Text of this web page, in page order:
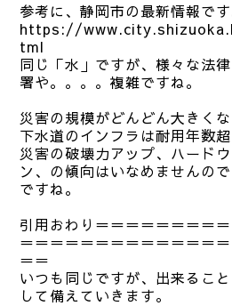
参考に、静岡市の最新情報です
https://
tml
同じ「水」ですが、様々な法
署や。。。。複雑ですね。
災害の規模がどんどん大きく
下水道のインフラは耐用年数超
災害の破壊力アップ、ハード
ン、の傾向はいなめませんの
ですね。
引用おわり＝＝＝＝＝＝＝＝
＝＝＝＝＝＝＝＝＝＝＝＝＝
＝＝
いつも同じですが、出来るこ
して備えていきます。